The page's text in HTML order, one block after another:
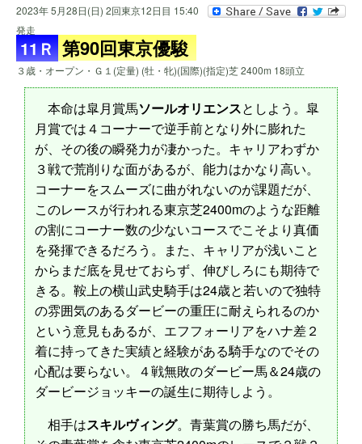
2023年 5月28日(日) 2回東京12日目 15:40
発走
11Ｒ 第90回東京優駿
３歳・オープン・Ｇ１(定量) (牡・牝)(国際)(指定)芝 2400m 18頭立
本命は皐月賞馬ソールオリエンスとしよう。皐
月賞では４コーナーで逆手前となり外に膨れた
が、その後の瞬発力が凄かった。キャリアわずか
３戦で荒削りな面があるが、能力はかなり高い。
コーナーをスムーズに曲がれないのが課題だが、
このレースが行われる東京芝2400mのような距離
の割にコーナー数の少ないコースでこそより真価
を発揮できるだろう。また、キャリアが浅いこと
からまだ底を見せておらず、伸びしろにも期待で
きる。鞍上の横山武史騎手は24歳と若いので独特
の雰囲気のあるダービーの重圧に耐えられるのか
という意見もあるが、エフフォーリアをハナ差２
着に持ってきた実績と経験がある騎手なのでその
心配は要らない。４戦無敗のダービー馬＆24歳の
ダービージョッキーの誕生に期待しよう。
相手はスキルヴィング。青葉賞の勝ち馬だが、